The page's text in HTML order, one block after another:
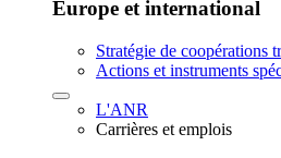
Europe et international
Stratégie de coopérations
Actions et instruments
L'ANR
Carrières et emplois